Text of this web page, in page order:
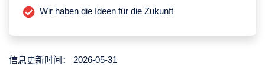
Wir haben die Ideen für die Zukunft
信息更新时间： 2026-05-31